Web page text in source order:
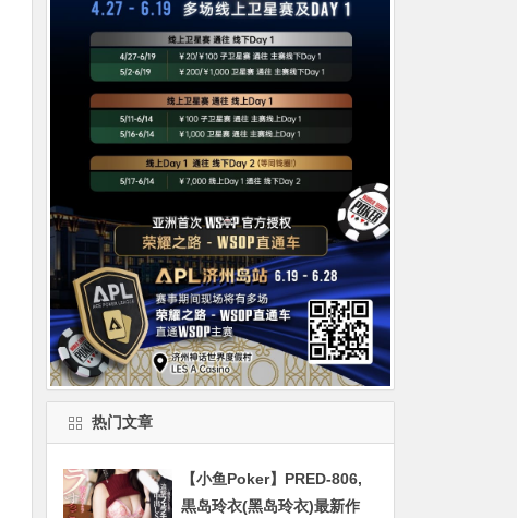
热门文章
【小鱼Poker】PRED-806,
黒岛玲衣(黑岛玲衣)最新作